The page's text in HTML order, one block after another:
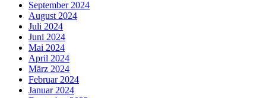
September 2024
August 2024
Juli 2024
Juni 2024
Mai 2024
April 2024
März 2024
Februar 2024
Januar 2024